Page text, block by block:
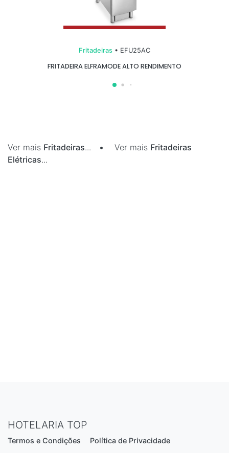
Fritadeiras • EFU25AC
FRITADEIRA ELFRAMODE ALTO RENDIMENTO
Ver mais Fritadeiras... • Ver mais Fritadeiras
Elétricas...
HOTELARIA TOP
Termos e Condições Política de Privacidade